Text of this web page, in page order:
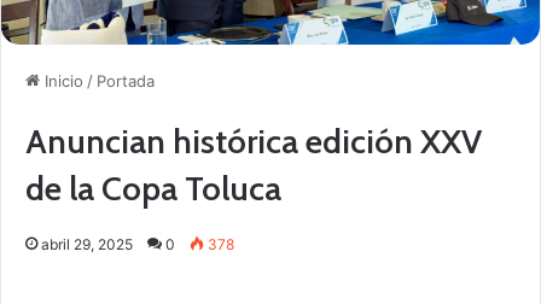
Inicio / Portada
Anuncian histórica edición XXV
de la Copa Toluca
abril 29, 2025 0 378